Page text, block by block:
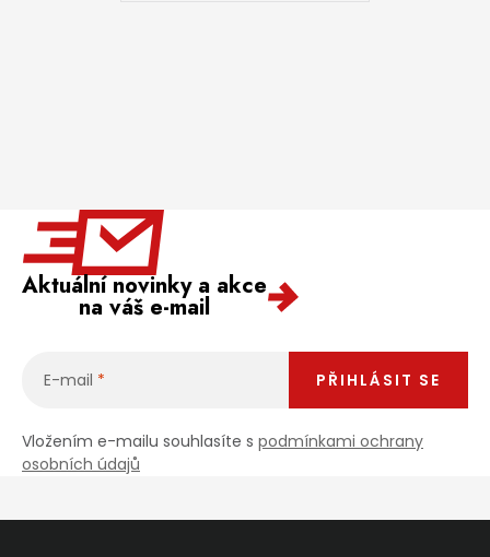
Aktuální novinky a akce
na váš e-mail
E-mail
Vložením e-mailu souhlasíte s podmínkami ochrany
osobních údajů
PŘIHLÁSIT SE